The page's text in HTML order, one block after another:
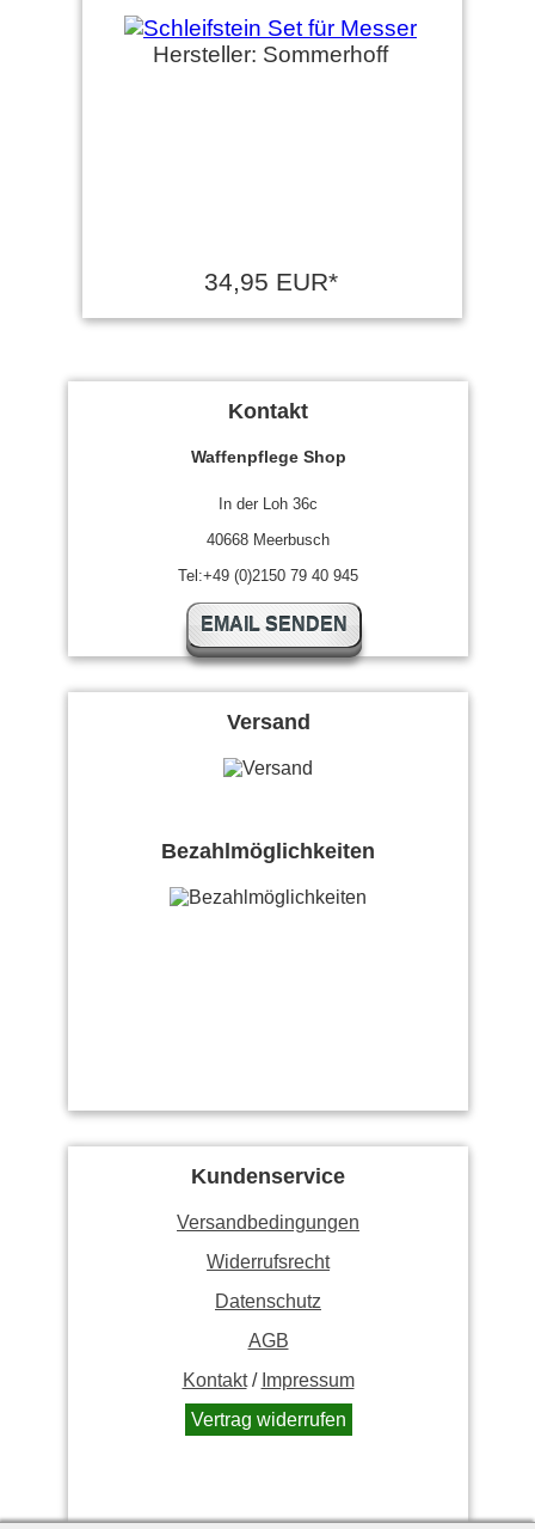
Hersteller: Sommerhoff
34,95 EUR*
Kontakt
Waffenpflege Shop
In der Loh 36c
40668 Meerbusch
Tel:+49 (0)2150 79 40 945
EMAIL SENDEN
Versand
Bezahlmöglichkeiten
Kundenservice
Versandbedingungen
Widerrufsrecht
Datenschutz
AGB
Kontakt/ Impressum
Vertrag widerrufen